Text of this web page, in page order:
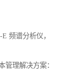
频谱分析仪，
管理解决方案：